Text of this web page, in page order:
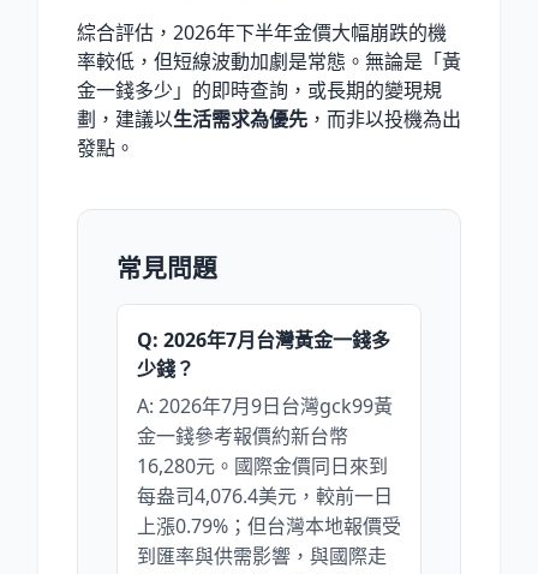
綜合評估，2026年下半年金價大幅崩跌的機
率較低，但短線波動加劇是常態。無論是「黃
金一錢多少」的即時查詢，或長期的變現規
劃，建議以生活需求為優先 ，而非以投機為出
發點。
常見問題
Q: 2026年7月台灣黃金一錢多
少錢？
A: 2026年7月9日台灣gck99黃
金一錢參考報價約新台幣
16,280元。國際金價同日來到
每盎司4,076.4美元，較前一日
上漲0.79%；但台灣本地報價受
到匯率與供需影響，與國際走